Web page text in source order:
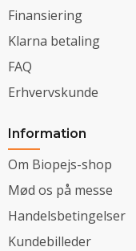
Finansiering
Klarna betaling
FAQ
Erhvervskunde
Information
Om Biopejs-shop
Mød os på messe
Handelsbetingelser
Kundebilleder